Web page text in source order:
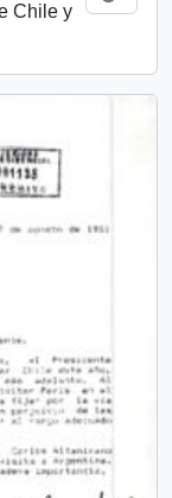
Chile y